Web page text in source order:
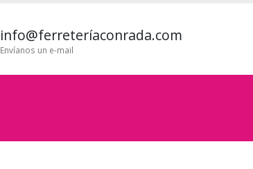
info@ferreteríaconrada.com
Envíanos un e-mail